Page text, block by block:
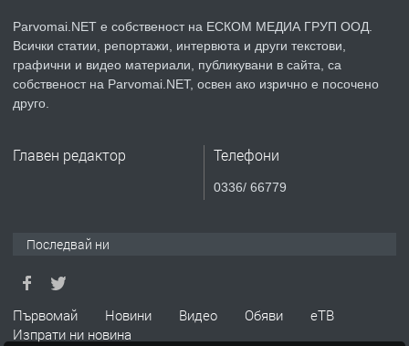
преди 1 година
ПРЕДЛАГА Уроци по Математика
ТЪРСИ Търсим работник
Parvomai.NET е собственост на ЕСКОМ МЕДИА ГРУП ООД.
Всички статии, репортажи, интервюта и други текстови,
графични и видео материали, публикувани в сайта, са
собственост на Parvomai.NET, освен ако изрично е посочено
друго.
Главен редактор Телефони
0336/ 66779
Последвай ни
Първомай Новини Видео Обяви
еТВ
Изпрати ни новина